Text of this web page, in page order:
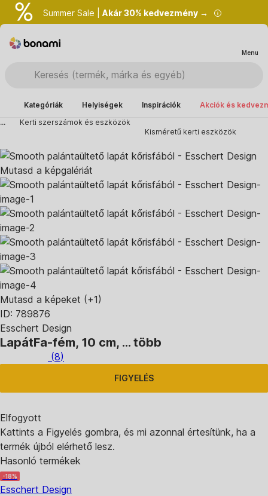
Summer Sale | Akár 30% kedvezmény →
Menu
Kategóriák Helyiségek Inspirációk
Akciók és
...
Kerti szerszámok és eszközök
Kisméretű kerti eszközök
Mutasd a képgalériát
Mutasd a képeket (+1)
ID: 789876
Esschert Design
LapátFa-fém, 10 cm, … több
(8)
FIGYELÉS
Elfogyott
Kattints a Figyelés gombra, és mi azonnal értesítünk, ha a
termék újból elérhető lesz.
Hasonló termékek
-18%
Esschert Design